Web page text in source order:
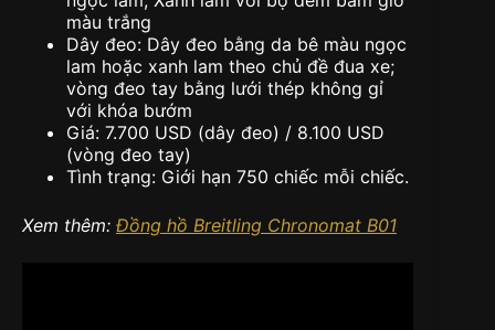
màu trắng
Dây đeo: Dây đeo bằng da bê màu ngọc
lam hoặc xanh lam theo chủ đề đua xe;
vòng đeo tay bằng lưới thép không gỉ
với khóa bướm
Giá: 7.700 USD (dây đeo) ​​/ 8.100 USD
(vòng đeo tay)
Tình trạng: Giới hạn 750 chiếc mỗi chiếc.
Xem thêm: Đồng hồ Breitling Chronomat B01